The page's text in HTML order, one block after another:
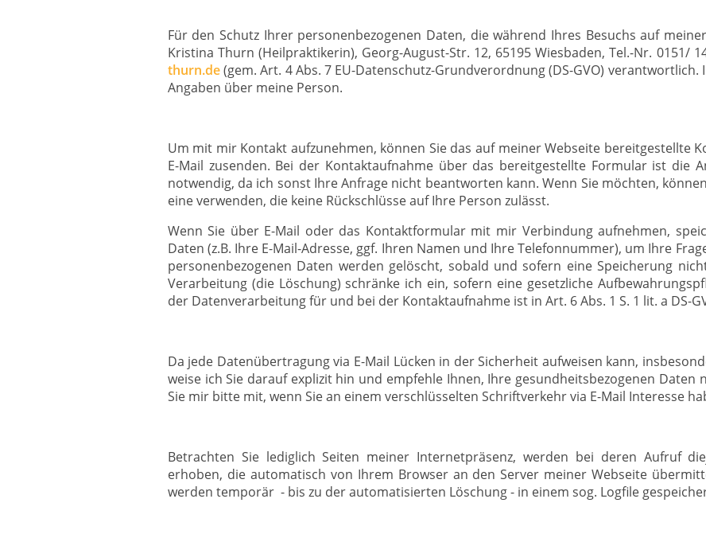
Für den Schutz Ihrer personenbezogenen Daten, die während Ihres Besuchs auf
Kristina Thurn (Heilpraktikerin), Georg-August-Str. 12, 65195 Wiesbaden, Tel.-Nr. 0151/
thurn.de(gem. Art. 4 Abs. 7 EU-Datenschutz-Grundverordnung (DS-GVO) verantwortlich.
Angaben über meine Person.
Um mit mir Kontakt aufzunehmen, können Sie das auf meiner Webseite bereitgestellte
E-Mail zusenden. Bei der Kontaktaufnahme über das bereitgestellte Formular ist die
notwendig, da ich sonst Ihre Anfrage nicht beantworten kann. Wenn Sie möchten,
eine verwenden, die keine Rückschlüsse auf Ihre Person zulässt.
Wenn Sie über E-Mail oder das Kontaktformular mit mir Verbindung aufnehmen,
Daten (z.B. Ihre E-Mail-Adresse, ggf. Ihren Namen und Ihre Telefonnummer), um Ihre
personenbezogenen Daten werden gelöscht, sobald und sofern eine Speicherung
Verarbeitung (die Löschung) schränke ich ein, sofern eine gesetzliche
der Datenverarbeitung für und bei der Kontaktaufnahme ist in Art. 6 Abs. 1 S. 1 lit. a DS-
Da jede Datenübertragung via E-Mail Lücken in der Sicherheit aufweisen kann,
weise ich Sie darauf explizit hin und empfehle Ihnen, Ihre gesundheitsbezogenen Daten
Sie mir bitte mit, wenn Sie an einem verschlüsselten Schriftverkehr via E-Mail Interesse
Betrachten Sie lediglich Seiten meiner Internetpräsenz, werden bei deren Aufruf
erhoben, die automatisch von Ihrem Browser an den Server meiner Webseite
werden temporär - bis zu der automatisierten Löschung - in einem sog. Logfile